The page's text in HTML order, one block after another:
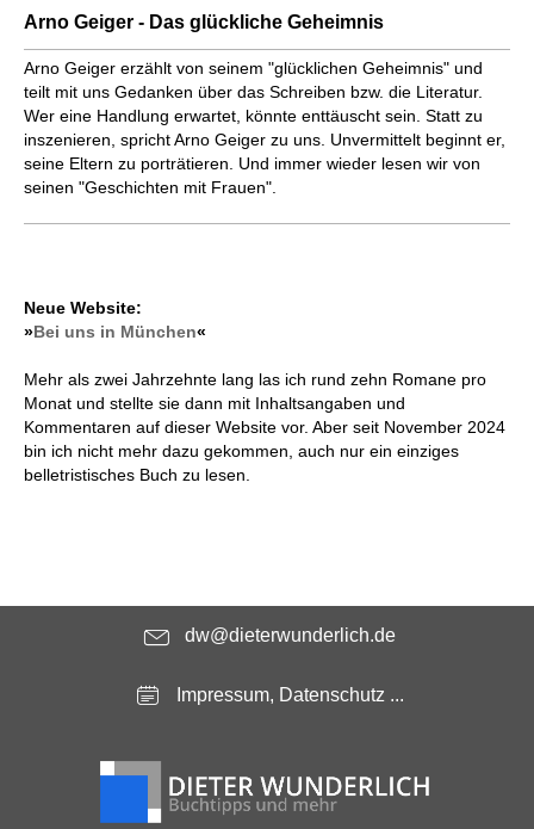
Arno Geiger - Das glückliche Geheimnis
Arno Geiger erzählt von seinem "glücklichen Geheimnis" und
teilt mit uns Gedanken über das Schreiben bzw. die Literatur.
Wer eine Handlung erwartet, könnte enttäuscht sein. Statt zu
inszenieren, spricht Arno Geiger zu uns. Unvermittelt beginnt er,
seine Eltern zu porträtieren. Und immer wieder lesen wir von
seinen "Geschichten mit Frauen".
Neue Website:
»Bei uns in München«
Mehr als zwei Jahrzehnte lang las ich rund zehn Romane pro
Monat und stellte sie dann mit Inhaltsangaben und
Kommentaren auf dieser Website vor. Aber seit November 2024
bin ich nicht mehr dazu gekommen, auch nur ein einziges
belletristisches Buch zu lesen.
dw@dieterwunderlich.de
Impressum, Datenschutz ...